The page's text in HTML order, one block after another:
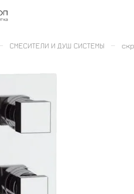
СМЕСИТЕЛИ И ДУШ СИСТЕМЫ –